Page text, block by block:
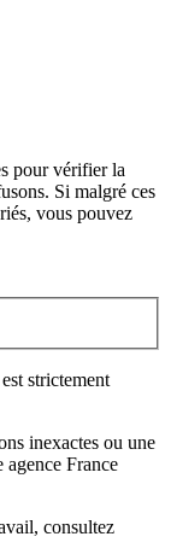
pour vérifier la
Si malgré ces
vous pouvez
strictement
inexactes ou une
agence France
, consultez